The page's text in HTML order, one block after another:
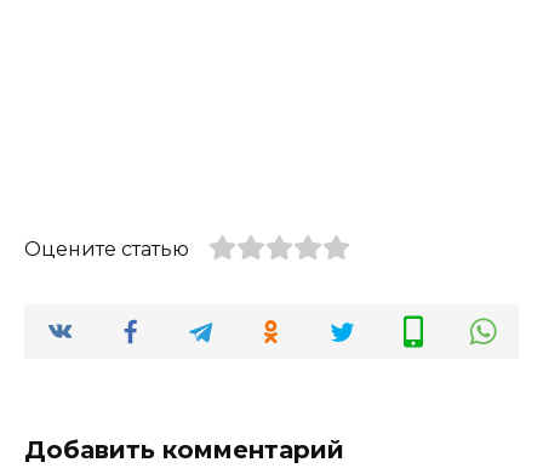
Оцените статью
Добавить комментарий